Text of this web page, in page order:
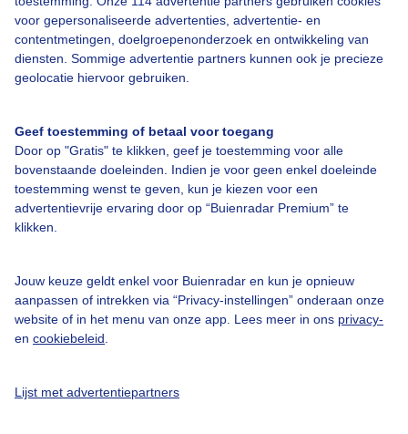
voor gepersonaliseerde advertenties, advertentie- en
contentmetingen, doelgroepenonderzoek en ontwikkeling van
diensten. Sommige advertentie partners kunnen ook je precieze
geolocatie hiervoor gebruiken.
Geef toestemming of betaal voor toegang
Door op "Gratis" te klikken, geef je toestemming voor alle
bovenstaande doeleinden. Indien je voor geen enkel doeleinde
toestemming wenst te geven, kun je kiezen voor een
advertentievrije ervaring door op “Buienradar Premium” te
klikken.
Jouw keuze geldt enkel voor Buienradar en kun je opnieuw
aanpassen of intrekken via “Privacy-instellingen” onderaan onze
website of in het menu van onze app. Lees meer in ons privacy-
en cookiebeleid
Lijst met advertentiepartners
Over Buienradar
Veelgestelde vragen
Contact
Toegankelijkheid
Buienradar Team
Privacy beleid
Privacy instellingen